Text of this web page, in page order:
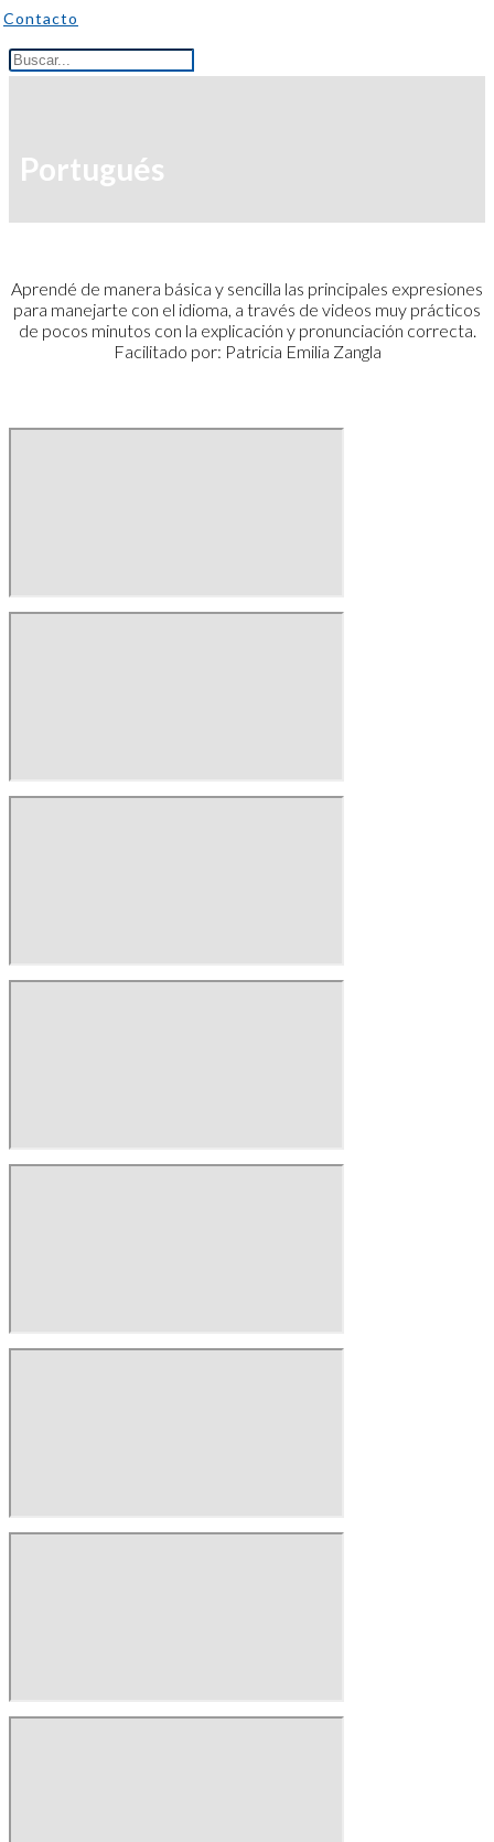
Contacto
Portugués
Aprendé de manera básica y sencilla las principales expresiones
para manejarte con el idioma, a través de videos muy prácticos
de pocos minutos con la explicación y pronunciación correcta.
Facilitado por: Patricia Emilia Zangla